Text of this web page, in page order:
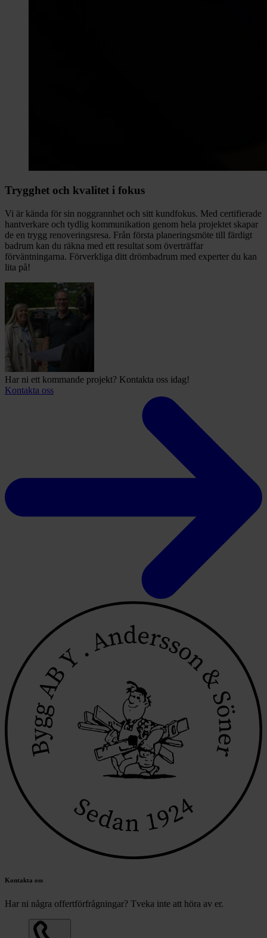
Trygghet och kvalitet i fokus
Vi är kända för sin noggrannhet och sitt kundfokus. Med certifierade
hantverkare och tydlig kommunikation genom hela projektet skapar
de en trygg renoveringsresa. Från första planeringsmöte till färdigt
badrum kan du räkna med ett resultat som överträffar
förväntningarna. Förverkliga ditt drömbadrum med experter du kan
lita på!
Har ni ett kommande projekt? Kontakta oss idag!
Kontakta oss
Kontakta oss
Har ni några offertförfrågningar? Tveka inte att höra av er.